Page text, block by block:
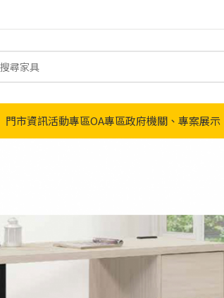
門市資訊活動專區OA專區政府機關、專案展示